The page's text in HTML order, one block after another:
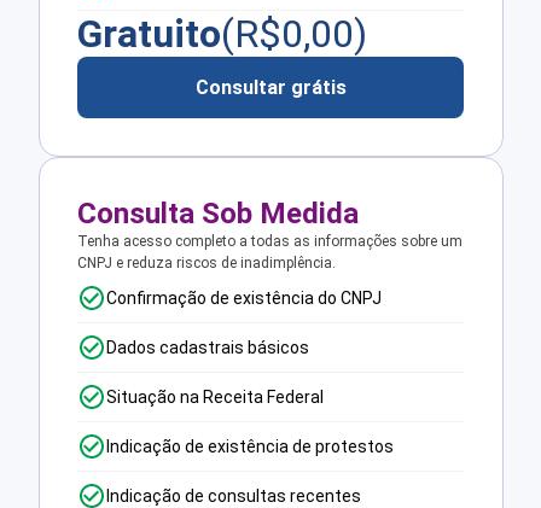
Gratuito(R$0,00)
Consultar grátis
Consulta Sob Medida
Tenha acesso completo a todas as informações sobre um
CNPJ e reduza riscos de inadimplência.
Confirmação de existência do CNPJ
Dados cadastrais básicos
Situação na Receita Federal
Indicação de existência de protestos
Indicação de consultas recentes